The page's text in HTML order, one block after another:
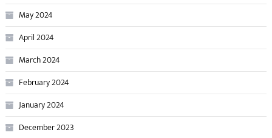
May 2024
April 2024
March 2024
February 2024
January 2024
December 2023